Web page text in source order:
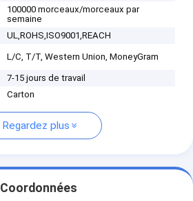
100000 morceaux/morceaux par
semaine
UL,ROHS,ISO9001,REACH
L/C, T/T, Western Union, MoneyGram
7-15 jours de travail
Carton
Regardez plus
Coordonnées